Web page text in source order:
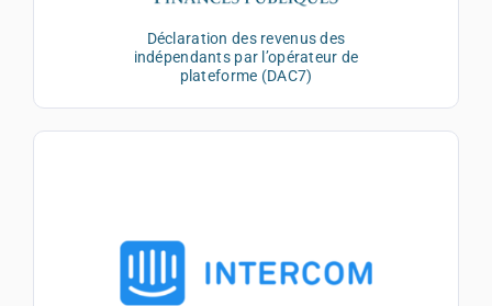
Déclaration des revenus des
indépendants par l’opérateur de
plateforme (DAC7)